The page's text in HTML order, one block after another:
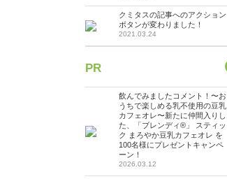
クミタスの記事へのアクション
ボタンが変わりました！
2021.03.24
PR
飲んでみましたコメント！〜お
うちで楽しめる乳不使用の豆乳
カフェオレ〜新たに仲間入りし
た、「ブレンディ®」 スティッ
ク まろやか豆乳カフェオレ を
100名様にプレゼントキャンペ
ーン！
2026.03.12